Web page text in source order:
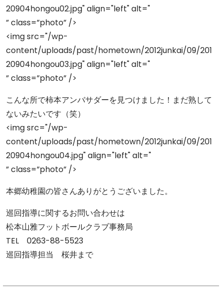
20904hongou02.jpg" align="left" alt="
” class=”photo” />
<img src="/wp-
content/uploads/past/hometown/2012junkai/09/201
20904hongou03.jpg" align="left" alt="
” class=”photo” />
こんな所で柿本アンバサダーを見つけました！まだ熟して
ないみたいです（笑）
<img src="/wp-
content/uploads/past/hometown/2012junkai/09/201
20904hongou04.jpg" align="left" alt="
” class=”photo” />
本郷幼稚園の皆さんありがとうございました。
巡回指導に関するお問い合わせは
松本山雅フットボールクラブ事務局
TEL 0263-88-5523
巡回指導担当 桜井まで